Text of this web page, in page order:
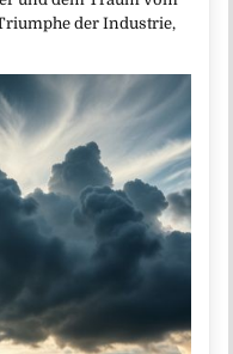
der Industrie,